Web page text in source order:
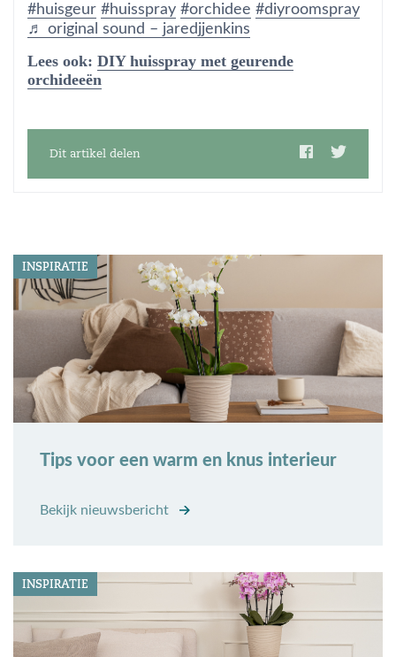
#huisgeur #huisspray #orchidee #diyroomspray
♬ original sound – jaredjjenkins
Lees ook: DIY huisspray met geurende
orchideeën
Dit artikel delen
INSPIRATIE
Tips voor een warm en knus interieur
Bekijk nieuwsbericht
INSPIRATIE